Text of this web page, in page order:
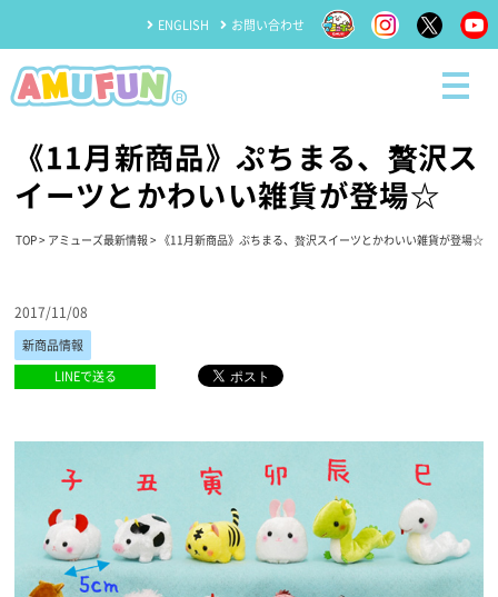
ENGLISH お問い合わせ
《11月新商品》ぷちまる、贅沢ス
イーツとかわいい雑貨が登場☆
TOP> アミューズ最新情報> 《11月新商品》ぷちまる、贅沢スイーツとかわいい雑貨が登場☆
2017/11/08
新商品情報
LINEで送る